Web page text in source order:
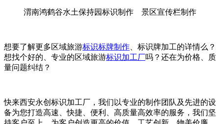
渭南鸿鹤谷水土保持园标识制作 景区宣传栏制作
想要了解更多区域旅游标识标牌制作 、标识牌加工的详情么？
想找个好的、专业的区域旅游标识加工厂吗？还在为价格、质
量问题纠结？
快来西安永创标识加工厂，我们以专业的制作团队及先进的设
备为您打造高速、快捷、便利、高质量高效率的服务，我们坚